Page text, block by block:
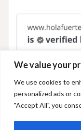
We value your
We use cookies to
personalized ads or
"Accept All", you